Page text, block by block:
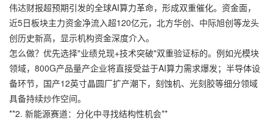
伟达财报超预期引发的全球AI算力革命，形成双重催化。资金面，
近5日板块主力资金净流入超120亿元，北方华创、中际旭创等龙头
创历史新高，显示机构资金深度介入。
怎么做？优先选择"业绩兑现+技术突破"双重验证标的。例如光模块
领域，800G产品量产企业将直接受益于AI算力需求爆发；半导体设
备环节，国产12英寸晶圆厂扩产潮下，刻蚀机、光刻胶等细分领域
具备持续炒作空间。
**2. 新能源赛道：分化中寻找结构性机会**